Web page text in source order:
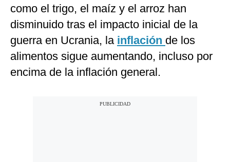
como el trigo, el maíz y el arroz han
disminuido tras el impacto inicial de la
guerra en Ucrania, la inflación de los
alimentos sigue aumentando, incluso por
encima de la inflación general.